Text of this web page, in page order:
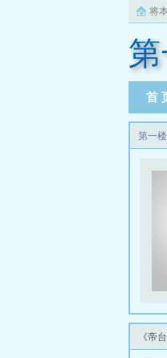
将
首
第一
《帝